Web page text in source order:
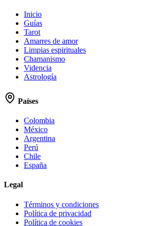
Inicio
Guías
Tarot
Amarres de amor
Limpias espirituales
Chamanismo
Videncia
Astrología
Países
Colombia
México
Argentina
Perú
Chile
España
Legal
Términos y condiciones
Política de privacidad
Política de cookies